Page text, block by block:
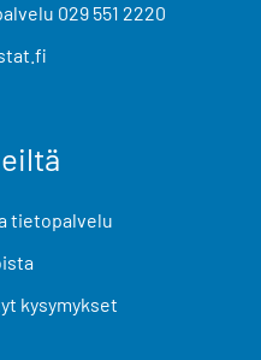
029 551 2220
tietopalvelu
kysymykset